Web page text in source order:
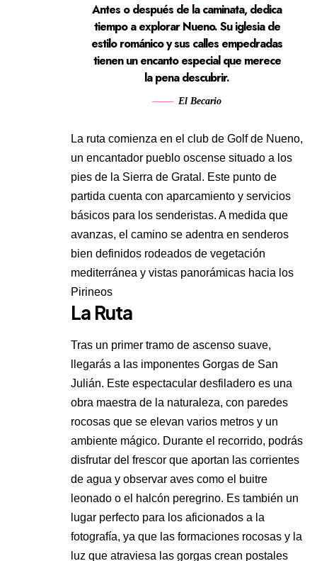
Antes o después de la caminata, dedica
tiempo a explorar Nueno. Su iglesia de
estilo románico y sus calles empedradas
tienen un encanto especial que merece
la pena descubrir.
El Becario
La ruta comienza en el club de Golf de Nueno,
un encantador pueblo oscense situado a los
pies de la Sierra de Gratal. Este punto de
partida cuenta con aparcamiento y servicios
básicos para los senderistas. A medida que
avanzas, el camino se adentra en senderos
bien definidos rodeados de vegetación
mediterránea y vistas panorámicas hacia los
Pirineos
La Ruta
Tras un primer tramo de ascenso suave,
llegarás a las imponentes Gorgas de San
Julián. Este espectacular desfiladero es una
obra maestra de la naturaleza, con paredes
rocosas que se elevan varios metros y un
ambiente mágico. Durante el recorrido, podrás
disfrutar del frescor que aportan las corrientes
de agua y observar aves como el buitre
leonado o el halcón peregrino. Es también un
lugar perfecto para los aficionados a la
fotografía, ya que las formaciones rocosas y la
luz que atraviesa las gorgas crean postales